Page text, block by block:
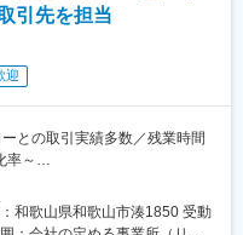
多彩な研修で成長をサポート
せた能力開発の制度も充実し
』東証プライム上場でクルマ
sales/
るスーパーバイザー/マネージ
外の折衝
引先を担当
迎
との取引実績多数／残業時間
率～
和歌山県和歌山市湊1850 受動